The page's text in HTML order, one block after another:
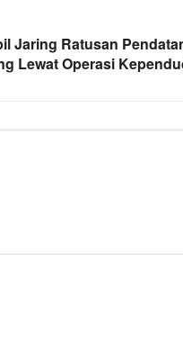
Jaring Ratusan
Lewat Operasi